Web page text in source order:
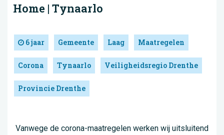
Home | Tynaarlo
6 jaar Gemeente Laag Maatregelen
Corona Tynaarlo Veiligheidsregio Drenthe
Provincie Drenthe
Vanwege de corona-maatregelen werken wij uitsluitend